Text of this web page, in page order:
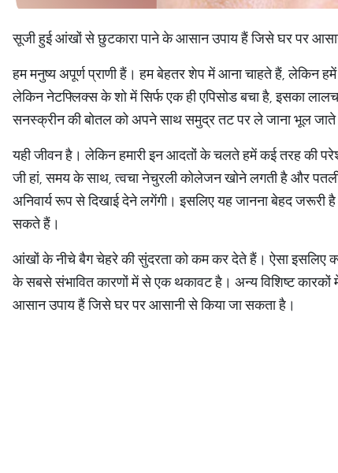
सूजी हुई आंखों से छुटकारा पाने के आसान उपाय हैं जिसे घर पर
हम मनुष्य अपूर्ण प्राणी हैं। हम बेहतर शेप में आना चाहते हैं, लेकिन
लेकिन नेटफ्लिक्स के शो में सिर्फ एक ही एपिसोड बचा है, इसका
सनस्‍क्रीन की बोतल को अपने साथ समुद्र तट पर ले जाना भूल जाते
यही जीवन है। लेकिन हमारी इन आदतों के चलते हमें कई तरह की
जी हां, समय के साथ, त्वचा नेचुरली कोलेजन खोने लगती है और
अनिवार्य रूप से दिखाई देने लगेंगी। इसलिए यह जानना बेहद
सकते हैं।
आंखों के नीचे बैग चेहरे की सुंदरता को कम कर देते हैं। ऐसा
के सबसे संभावित कारणों में से एक थकावट है। अन्य विशिष्ट
आसान उपाय हैं जिसे घर पर आसानी से किया जा सकता है।